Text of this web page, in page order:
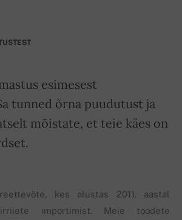
esimesest
tunned õrna puudutust ja
mõistate, et teie käes on
kes alustas 2011. aastal
importimist. Meie toodete